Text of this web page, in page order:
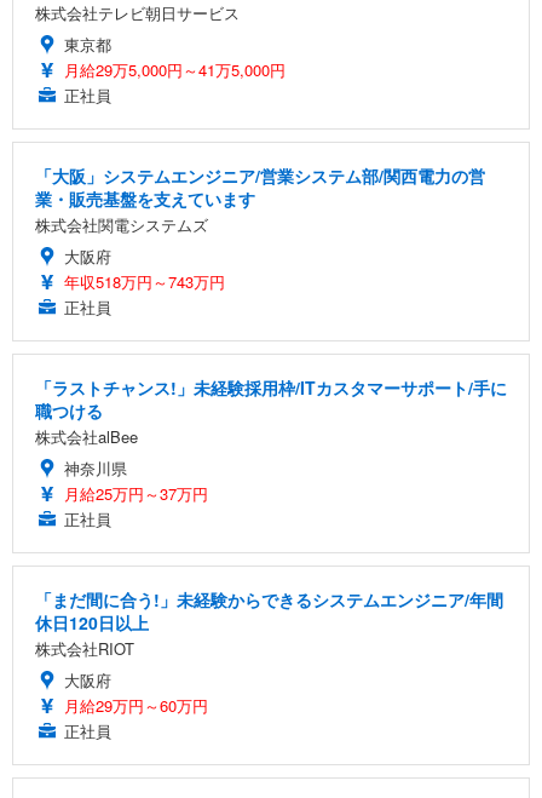
株式会社テレビ朝日サービス
東京都
月給29万5,000円～41万5,000円
正社員
「大阪」システムエンジニア/営業システム部/関西電力の営
業・販売基盤を支えています
株式会社関電システムズ
大阪府
年収518万円～743万円
正社員
「ラストチャンス!」未経験採用枠/ITカスタマーサポート/手に
職つける
株式会社alBee
神奈川県
月給25万円～37万円
正社員
「まだ間に合う!」未経験からできるシステムエンジニア/年間
休日120日以上
株式会社RIOT
大阪府
月給29万円～60万円
正社員